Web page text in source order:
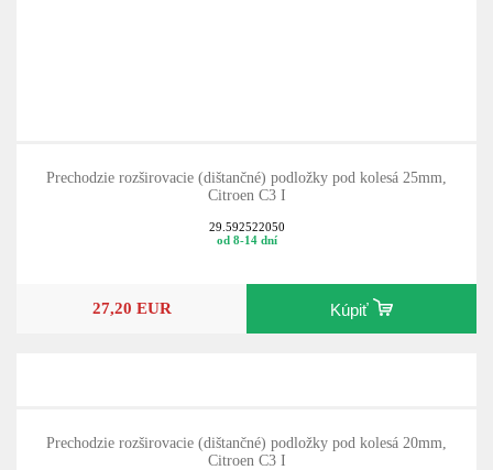
Prechodzie rozširovacie (dištančné) podložky pod kolesá 25mm,
Citroen C3 I
29.592522050
od 8-14 dní
27,20 EUR Kúpiť
Prechodzie rozširovacie (dištančné) podložky pod kolesá 20mm,
Citroen C3 I